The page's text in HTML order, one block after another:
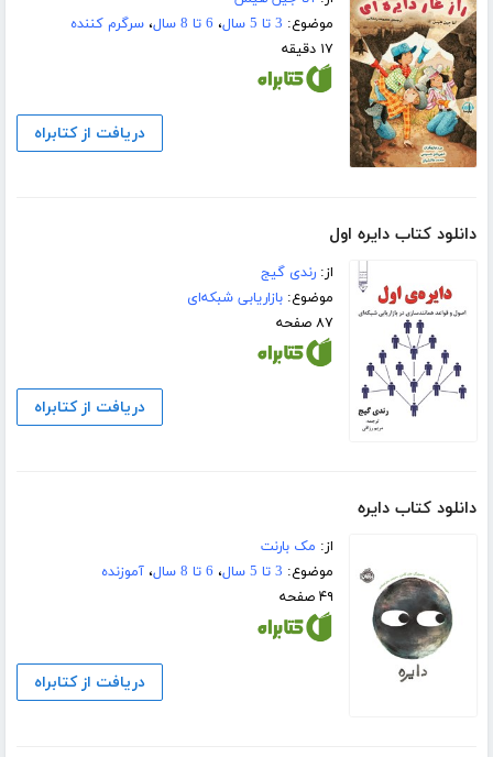
موضوع: 3 تا 5 سال ، 6 تا 8 سال ،سرگرم کننده
۱۷ دقیقه
دریافت از کتابراه
دانلود کتاب دایره اول
از:رندی گیج
موضوع:بازاریابی شبکه‌ای
۸۷ صفحه
دریافت از کتابراه
دانلود کتاب دایره
از: مک بارنت
موضوع: 3 تا 5 سال ، 6 تا 8 سال ،آموزنده
۴۹ صفحه
دریافت از کتابراه